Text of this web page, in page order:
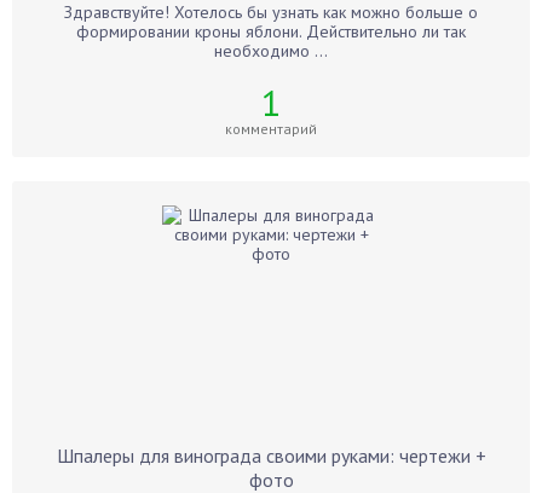
Здравствуйте! Хотелось бы узнать как можно больше о
формировании кроны яблони. Действительно ли так
необходимо ...
1
комментарий
Шпалеры для винограда своими руками: чертежи +
фото